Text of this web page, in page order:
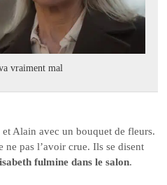
vraiment mal
Alain avec un bouquet de fleurs.
ne pas l’avoir crue. Ils se disent
fulmine dans le salon.